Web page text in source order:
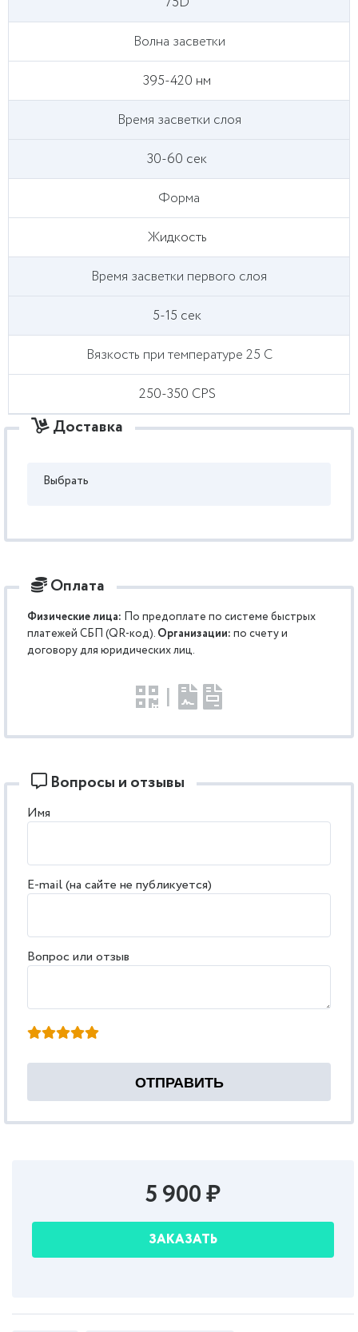
Волна засветки
395-420 нм
Время засветки слоя
30-60 сек
Форма
Жидкость
Время засветки первого слоя
5-15 сек
Вязкость при температуре 25 C
250-350 CPS
Доставка
Выбрать
Оплата
Физические лица: По предоплате по системе быстрых
платежей СБП (QR-код). Организации: по счету и
договору для юридических лиц.
|
Вопросы и отзывы
Имя
E-mail (на сайте не публикуется)
Вопрос или отзыв
5 900 ₽
ЗАКАЗАТЬ